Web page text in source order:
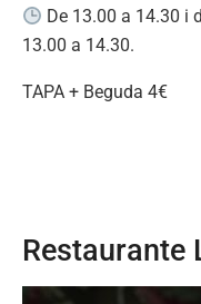
De 13.00 a 14.30 i
13.00 a 14.30.
TAPA + Beguda 4€
Restaurante